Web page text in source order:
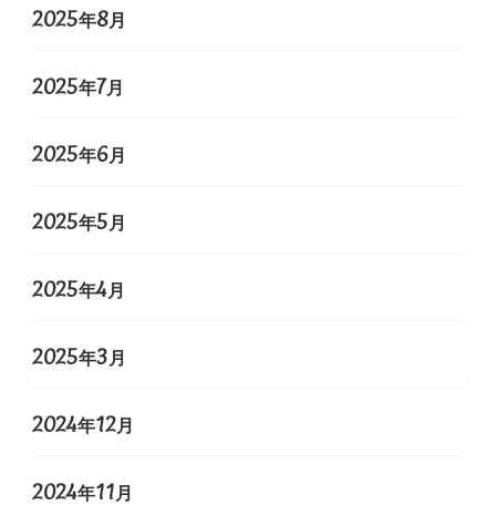
2025年8月
2025年7月
2025年6月
2025年5月
2025年4月
2025年3月
2024年12月
2024年11月